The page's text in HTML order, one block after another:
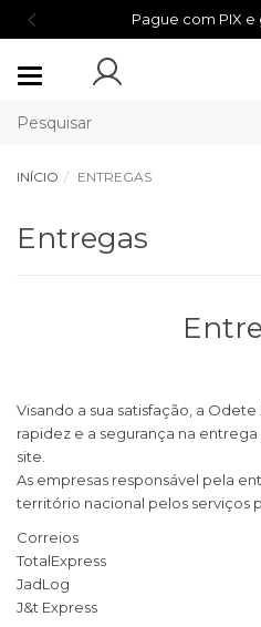
Pague com PIX e
Mudar
INÍCIO ENTREGAS
Entregas
Visando a sua satisfação, a
rapidez e a segurança na
site.
As empresas responsável pela
território nacional pelos serviços
Correios
TotalExpress
JadLog
J&t Express